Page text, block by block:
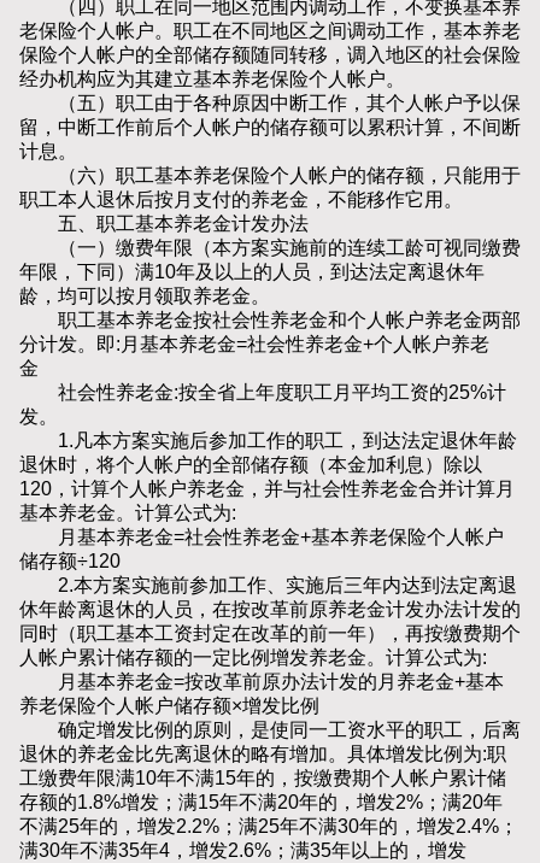
（四）职工在同一地区范围内调动工作，不变换基本养
老保险个人帐户。职工在不同地区之间调动工作，基本养老
保险个人帐户的全部储存额随同转移，调入地区的社会保险
经办机构应为其建立基本养老保险个人帐户。
（五）职工由于各种原因中断工作，其个人帐户予以保
留，中断工作前后个人帐户的储存额可以累积计算，不间断
计息。
（六）职工基本养老保险个人帐户的储存额，只能用于
职工本人退休后按月支付的养老金，不能移作它用。
五、职工基本养老金计发办法
（一）缴费年限（本方案实施前的连续工龄可视同缴费
年限，下同）满10年及以上的人员，到达法定离退休年
龄，均可以按月领取养老金。
职工基本养老金按社会性养老金和个人帐户养老金两部
分计发。即:月基本养老金=社会性养老金+个人帐户养老
金
社会性养老金:按全省上年度职工月平均工资的25%计
发。
1.凡本方案实施后参加工作的职工，到达法定退休年龄
退休时，将个人帐户的全部储存额（本金加利息）除以
120，计算个人帐户养老金，并与社会性养老金合并计算月
基本养老金。计算公式为:
月基本养老金=社会性养老金+基本养老保险个人帐户
储存额÷120
2.本方案实施前参加工作、实施后三年内达到法定离退
休年龄离退休的人员，在按改革前原养老金计发办法计发的
同时（职工基本工资封定在改革的前一年），再按缴费期个
人帐户累计储存额的一定比例增发养老金。计算公式为:
月基本养老金=按改革前原办法计发的月养老金+基本
养老保险个人帐户储存额×增发比例
确定增发比例的原则，是使同一工资水平的职工，后离
退休的养老金比先离退休的略有增加。具体增发比例为:职
工缴费年限满10年不满15年的，按缴费期个人帐户累计储
存额的1.8%增发；满15年不满20年的，增发2%；满20年
不满25年的，增发2.2%；满25年不满30年的，增发2.4%；
满30年不满35年4，增发2.6%；满35年以上的，增发